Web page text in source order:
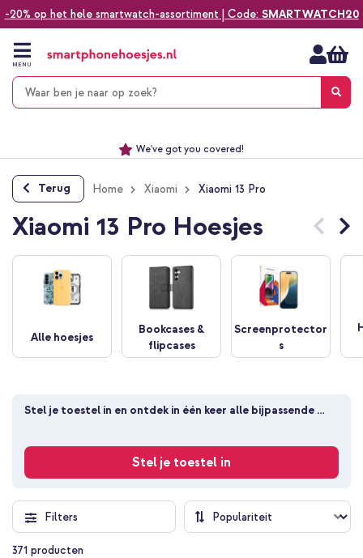
-20% op het hele smartwatch-assortiment | Code: SMARTWATCH20
naar
inhoud
MENU
Alles voor jouw telefoon, tablet, smartwatch of laptop
We've got you covered!
Terug Home Xiaomi Xiaomi 13 Pro
Xiaomi 13 Pro Hoesjes
Alle hoesjes
Bookcases &
flipcases
Screenprotector
s
Stel je toestel in en ontdek in één keer alle bijpassende
Stel je toestel in
Filters
371 producten